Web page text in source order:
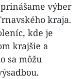
výber
kraja.
kde je
krajšie a
sa môžu